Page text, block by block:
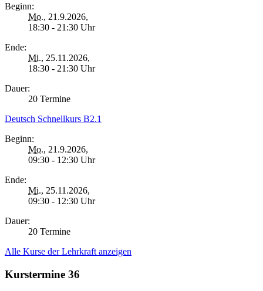
Beginn:
Mo., 21.9.2026,
18:30 - 21:30 Uhr
Ende:
Mi., 25.11.2026,
18:30 - 21:30 Uhr
Dauer:
20 Termine
Deutsch Schnellkurs B2.1
Beginn:
Mo., 21.9.2026,
09:30 - 12:30 Uhr
Ende:
Mi., 25.11.2026,
09:30 - 12:30 Uhr
Dauer:
20 Termine
Alle Kurse der Lehrkraft anzeigen
Kurstermine 36